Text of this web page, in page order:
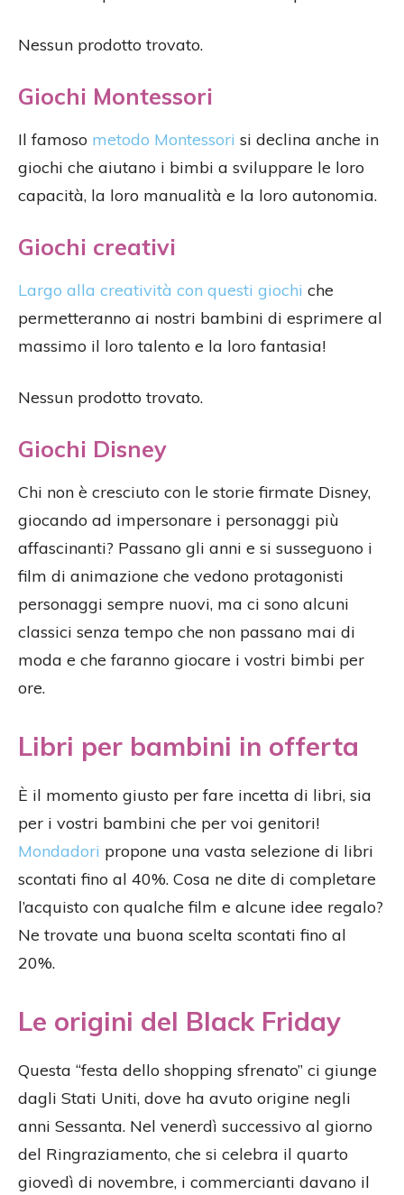
Nessun prodotto trovato.
Giochi Montessori
Il famoso metodo Montessori si declina anche in
giochi che aiutano i bimbi a sviluppare le loro
capacità, la loro manualità e la loro autonomia.
Giochi creativi
Largo alla creatività con questi giochi che
permetteranno ai nostri bambini di esprimere al
massimo il loro talento e la loro fantasia!
Nessun prodotto trovato.
Giochi Disney
Chi non è cresciuto con le storie firmate Disney,
giocando ad impersonare i personaggi più
affascinanti? Passano gli anni e si susseguono i
film di animazione che vedono protagonisti
personaggi sempre nuovi, ma ci sono alcuni
classici senza tempo che non passano mai di
moda e che faranno giocare i vostri bimbi per
ore.
Libri per bambini in offerta
È il momento giusto per fare incetta di libri, sia
per i vostri bambini che per voi genitori!
Mondadori propone una vasta selezione di libri
scontati fino al 40%. Cosa ne dite di completare
l’acquisto con qualche film e alcune idee regalo?
Ne trovate una buona scelta scontati fino al
20%.
Le origini del Black Friday
Questa “festa dello shopping sfrenato” ci giunge
dagli Stati Uniti, dove ha avuto origine negli
anni Sessanta. Nel venerdì successivo al giorno
del Ringraziamento, che si celebra il quarto
giovedì di novembre, i commercianti davano il